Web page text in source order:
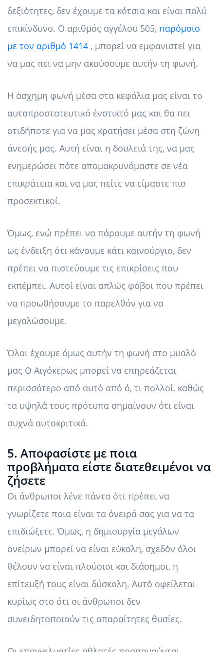
δεξιότητες, δεν έχουμε τα κότσια και είναι πολύ
επικίνδυνο. Ο αριθμός αγγέλου 505, παρόμοιο
με τον αριθμό 1414 , μπορεί να εμφανιστεί για
να μας πει να μην ακούσουμε αυτήν τη φωνή.
Η άσχημη φωνή μέσα στα κεφάλια μας είναι το
αυτοπροστατευτικό ένστικτό μας και θα πει
οτιδήποτε για να μας κρατήσει μέσα στη ζώνη
άνεσής μας. Αυτή είναι η δουλειά της, να μας
ενημερώσει πότε απομακρυνόμαστε σε νέα
επικράτεια και να μας πείτε να είμαστε πιο
προσεκτικοί.
Όμως, ενώ πρέπει να πάρουμε αυτήν τη φωνή
ως ένδειξη ότι κάνουμε κάτι καινούργιο, δεν
πρέπει να πιστεύουμε τις επικρίσεις που
εκπέμπει. Αυτοί είναι απλώς φόβοι που πρέπει
να προωθήσουμε το παρελθόν για να
μεγαλώσουμε.
Όλοι έχουμε όμως αυτήν τη φωνή στο μυαλό
μας Ο Αιγόκερως μπορεί να επηρεάζεται
περισσότερο από αυτό από ό, τι πολλοί, καθώς
τα υψηλά τους πρότυπα σημαίνουν ότι είναι
συχνά αυτοκριτικά.
5. Αποφασίστε με ποια
προβλήματα είστε διατεθειμένοι να
ζήσετε
Οι άνθρωποι λένε πάντα ότι πρέπει να
γνωρίζετε ποια είναι τα όνειρά σας για να τα
επιδιώξετε. Όμως, η δημιουργία μεγάλων
ονείρων μπορεί να είναι εύκολη, σχεδόν όλοι
θέλουν να είναι πλούσιοι και διάσημοι, η
επίτευξή τους είναι δύσκολη. Αυτό οφείλεται
κυρίως στο ότι οι άνθρωποι δεν
συνειδητοποιούν τις απαραίτητες θυσίες.